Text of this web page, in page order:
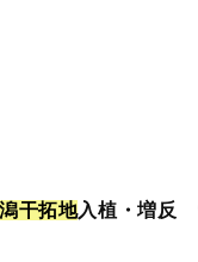
干拓地入植・増反